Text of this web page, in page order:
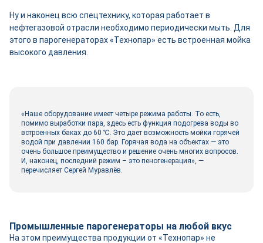
Ну и наконец всю спецтехнику, которая работает в
нефтегазовой отрасли необходимо периодически мыть. Для
этого в парогенераторах «Технопар» есть встроенная мойка
высокого давления.
«Наше оборудование имеет четыре режима работы. То есть,
помимо выработки пара, здесь есть функция подогрева воды во
встроенных баках до 60 ℃. Это дает возможность мойки горячей
водой при давлении 160 бар. Горячая вода на объектах — это
очень большое преимущество и решение очень многих вопросов.
И, наконец, последний режим – это пеногенерация», —
перечисляет Сергей Муравлёв.
Промышленные парогенераторы на любой вкус
На этом преимущества продукции от «Технопар» не